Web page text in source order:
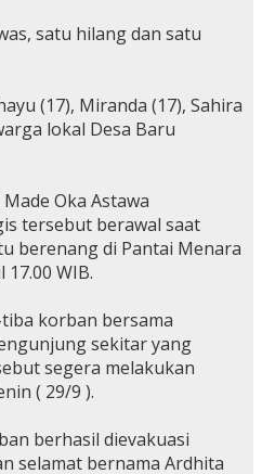
satu hilang dan satu
(17), Miranda (17), Sahira
lokal Desa Baru
Oka Astawa
tersebut berawal saat
berenang di Pantai Menara
WIB.
korban bersama
sekitar yang
segera melakukan
( 29/9 ).
berhasil dievakuasi
selamat bernama Ardhita